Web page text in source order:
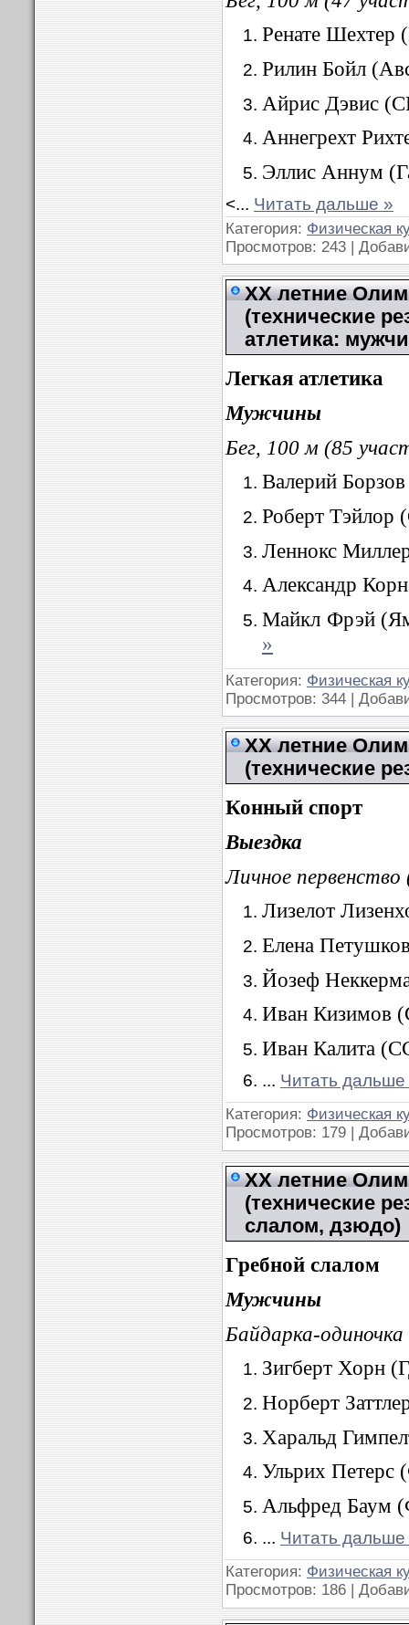
Ренате
Рилин Бойл
Айрис Дэвис
Аннегрехт
Эллис Аннум
<... Читать дальше »
Категория: Физическая
Просмотров: 243 |
XX летние
(технические
атлетика:
Легкая атлетика
Мужчины
Бег, 100 м (85
Валерий
Роберт
Леннокс
Александр
Майкл Фрэй
»
Категория: Физическая
Просмотров: 344 |
XX летние
(технические
Конный спорт
Выездка
Личное
Лизелот
Елена
Йозеф
Иван Кизимов
Иван Калита
... Читать дальше
Категория: Физическая
Просмотров: 179 |
XX летние
(технические
слалом, дзюдо)
Гребной слалом
Мужчины
Байдарка-
Зигберт Хорн
Норберт
Харальд
Ульрих
Альфред Баум
... Читать дальше
Категория: Физическая
Просмотров: 186 |